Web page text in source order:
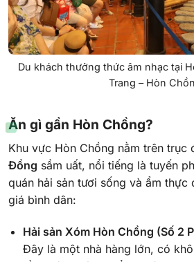
Du khách thưởng thức âm nhạc tại
Trang – Hòn
Ăn gì gần Hòn Chồng?
Khu vực Hòn Chồng nằm trên trục
Đồng sầm uất, nổi tiếng là tuyến
quán hải sản tươi sống và ẩm
giá bình dân:
Hải sản Xóm Hòn Chồng (Số 2
Đây là một nhà hàng lớn, có